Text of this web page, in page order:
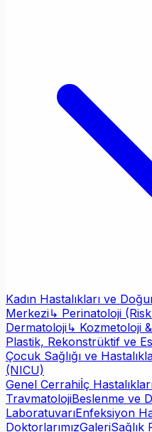
Kadın Hastalıkları ve
Merkezi↳ Perinatoloji
Dermatoloji↳ Kozmetoloji
Plastik, Rekonstrüktif ve
Çocuk Sağlığı ve
(NICU)
Genel Cerrahiİç
TravmatolojiBeslenme ve
LaboratuvarıEnfeksiyon
DoktorlarımızGaleriSağlık